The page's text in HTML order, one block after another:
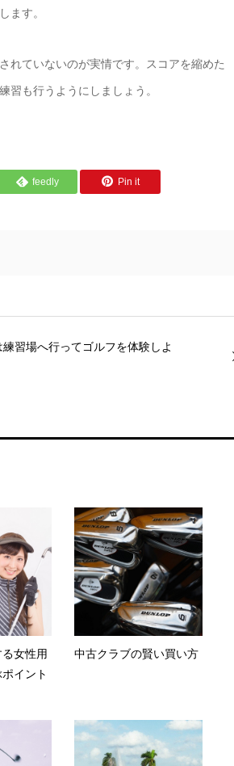
ます。
れていないのが実情です。スコアを縮めた
習も行うようにしましょう。
feedly Pin it
練習場へ行ってゴルフを体験しよ
女性用
イント
中古クラブの賢い買い方